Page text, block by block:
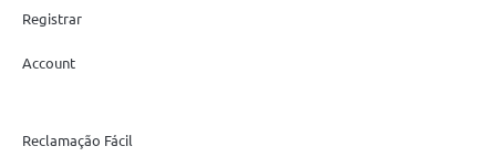
Registrar
Account
Reclamação Fácil